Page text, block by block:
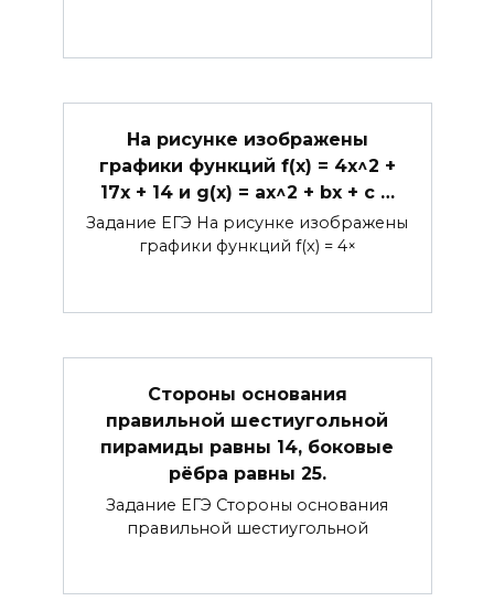
На рисунке изображены
графики функций f(x) = 4x^2 +
17x + 14 и g(x) = ax^2 + bx + c …
Задание ЕГЭ На рисунке изображены
графики функций f(x) = 4×
Стороны основания
правильной шестиугольной
пирамиды равны 14, боковые
рёбра равны 25.
Задание ЕГЭ Стороны основания
правильной шестиугольной